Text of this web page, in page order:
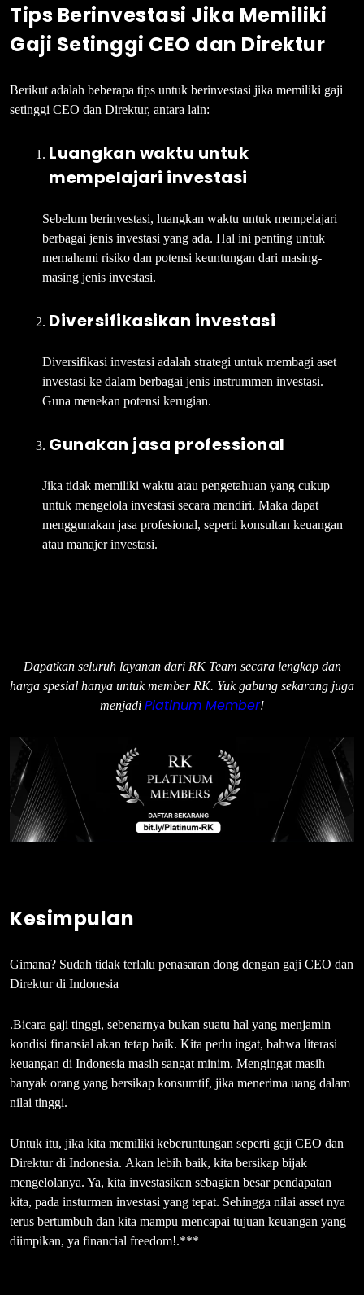
Tips Berinvestasi Jika Memiliki
Gaji Setinggi CEO dan Direktur
Berikut adalah beberapa tips untuk berinvestasi jika memiliki gaji
setinggi CEO dan Direktur, antara lain:
Luangkan waktu untuk
mempelajari investasi
Sebelum berinvestasi, luangkan waktu untuk mempelajari
berbagai jenis investasi yang ada. Hal ini penting untuk
memahami risiko dan potensi keuntungan dari masing-
masing jenis investasi.
Diversifikasikan investasi
Diversifikasi investasi adalah strategi untuk membagi aset
investasi ke dalam berbagai jenis instrummen investasi.
Guna menekan potensi kerugian.
Gunakan jasa professional
Jika tidak memiliki waktu atau pengetahuan yang cukup
untuk mengelola investasi secara mandiri. Maka dapat
menggunakan jasa profesional, seperti konsultan keuangan
atau manajer investasi.
Dapatkan seluruh layanan dari RK Team secara lengkap dan
harga spesial hanya untuk member RK. Yuk gabung sekarang juga
menjadi Platinum Member!
Kesimpulan
Gimana? Sudah tidak terlalu penasaran dong dengan gaji CEO dan
Direktur di Indonesia
.Bicara gaji tinggi, sebenarnya bukan suatu hal yang menjamin
kondisi finansial akan tetap baik. Kita perlu ingat, bahwa literasi
keuangan di Indonesia masih sangat minim. Mengingat masih
banyak orang yang bersikap konsumtif, jika menerima uang dalam
nilai tinggi.
Untuk itu, jika kita memiliki keberuntungan seperti gaji CEO dan
Direktur di Indonesia. Akan lebih baik, kita bersikap bijak
mengelolanya. Ya, kita investasikan sebagian besar pendapatan
kita, pada insturmen investasi yang tepat. Sehingga nilai asset nya
terus bertumbuh dan kita mampu mencapai tujuan keuangan yang
diimpikan, ya financial freedom!.***